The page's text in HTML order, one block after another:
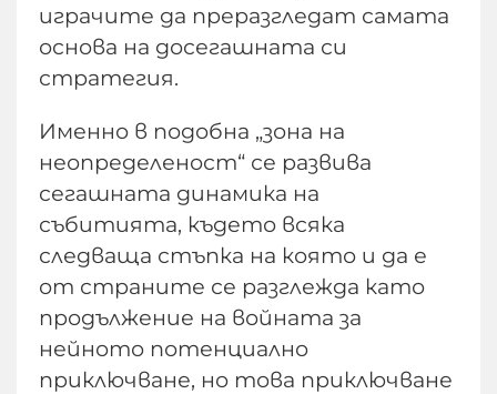
играчите да преразгледат самата
основа на досегашната си
стратегия.
Именно в подобна „зона на
неопределеност“ се развива
сегашната динамика на
събитията, където всяка
следваща стъпка на която и да е
от страните се разглежда като
продължение на войната за
нейното потенциално
приключване, но това приключване